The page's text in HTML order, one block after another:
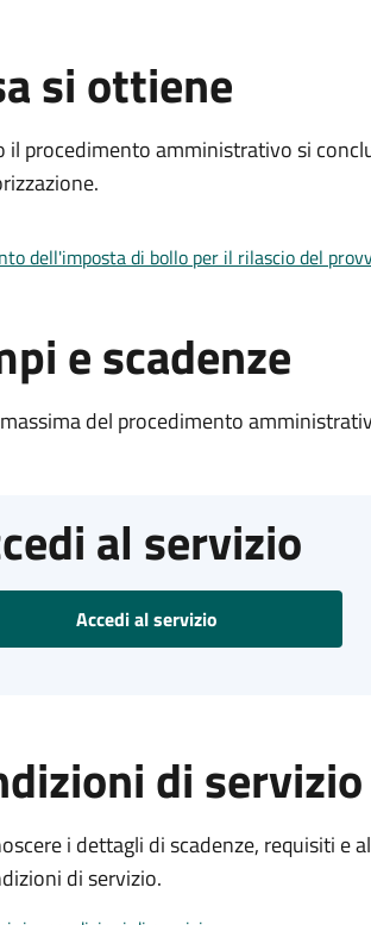
si ottiene
il procedimento amministrativo si
dell'imposta di bollo per il rilascio del
e scadenze
del procedimento
al servizio
Accedi al servizio
di servizio
i dettagli di scadenze, requisiti
di servizio.